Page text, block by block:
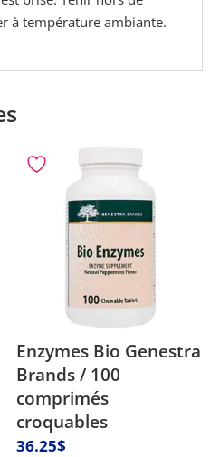
à température ambiante.
Enzymes Bio Genestra
Brands / 100
comprimés
croquables
36.25$